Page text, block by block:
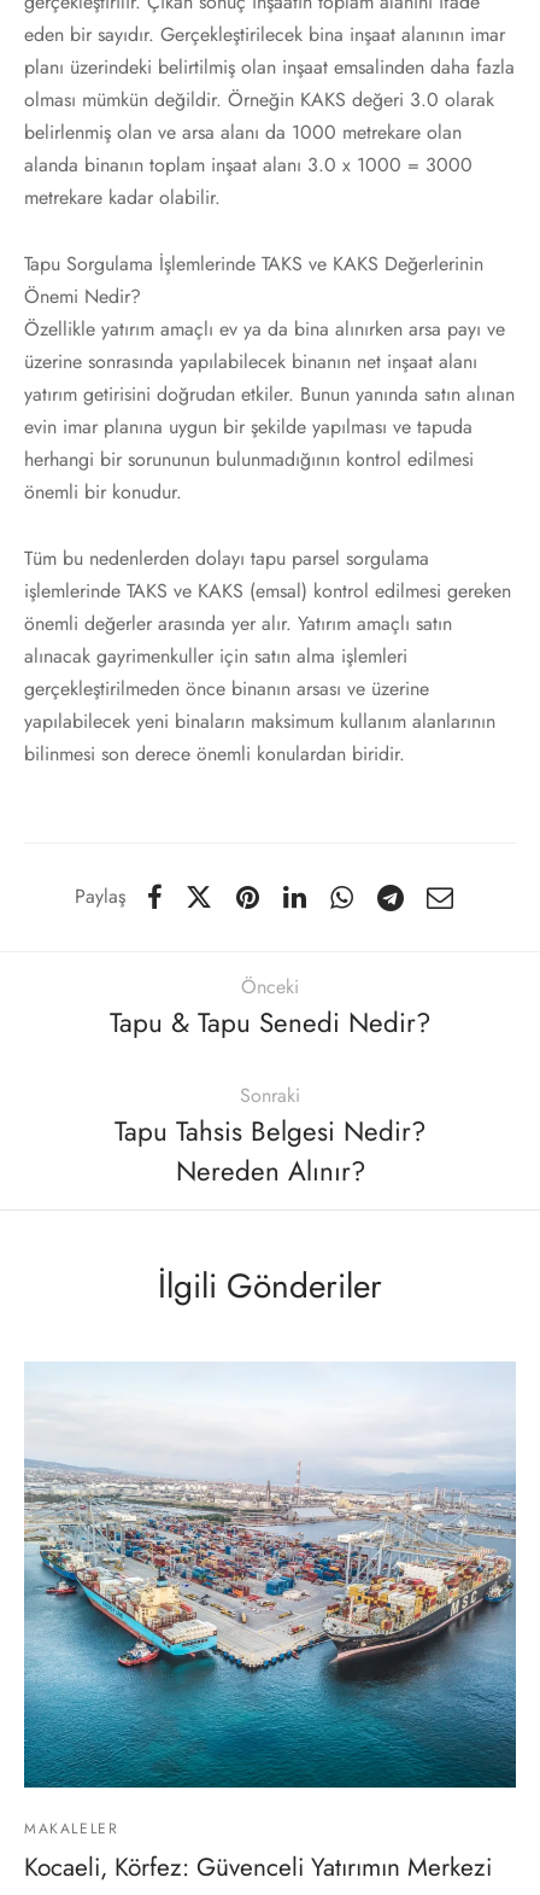
eden bir sayıdır. Gerçekleştirilecek bina inşaat alanının imar
planı üzerindeki belirtilmiş olan inşaat emsalinden daha fazla
olması mümkün değildir. Örneğin KAKS değeri 3.0 olarak
belirlenmiş olan ve arsa alanı da 1000 metrekare olan
alanda binanın toplam inşaat alanı 3.0 x 1000 = 3000
metrekare kadar olabilir.
Tapu Sorgulama İşlemlerinde TAKS ve KAKS Değerlerinin
Önemi Nedir?
Özellikle yatırım amaçlı ev ya da bina alınırken arsa payı ve
üzerine sonrasında yapılabilecek binanın net inşaat alanı
yatırım getirisini doğrudan etkiler. Bunun yanında satın alınan
evin imar planına uygun bir şekilde yapılması ve tapuda
herhangi bir sorununun bulunmadığının kontrol edilmesi
önemli bir konudur.
Tüm bu nedenlerden dolayı tapu parsel sorgulama
işlemlerinde TAKS ve KAKS (emsal) kontrol edilmesi gereken
önemli değerler arasında yer alır. Yatırım amaçlı satın
alınacak gayrimenkuller için satın alma işlemleri
gerçekleştirilmeden önce binanın arsası ve üzerine
yapılabilecek yeni binaların maksimum kullanım alanlarının
bilinmesi son derece önemli konulardan biridir.
Paylaş
Önceki
Tapu & Tapu Senedi Nedir?
Sonraki
Tapu Tahsis Belgesi Nedir?
Nereden Alınır?
İlgili Gönderiler
MAKALELER
Kocaeli, Körfez: Güvenceli Yatırımın Merkezi